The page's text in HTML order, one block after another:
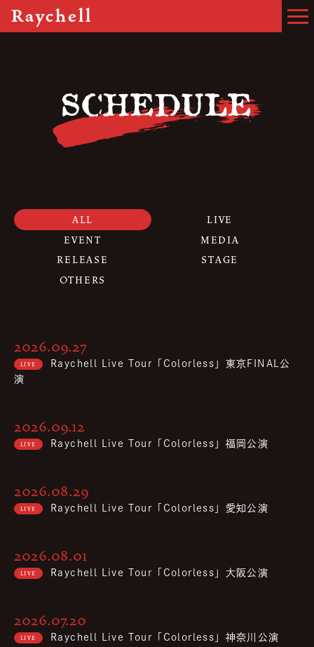
Raychell
SCHEDULE
ALL
LIVE
EVENT
MEDIA
RELEASE
STAGE
OTHERS
2026.09.27
LIVE
Raychell Live Tour「Colorless」東京FINAL公
演
2026.09.12
LIVE Raychell Live Tour「Colorless」福岡公演
2026.08.29
LIVE Raychell Live Tour「Colorless」愛知公演
2026.08.01
LIVE Raychell Live Tour「Colorless」大阪公演
2026.07.20
LIVE Raychell Live Tour「Colorless」神奈川公演